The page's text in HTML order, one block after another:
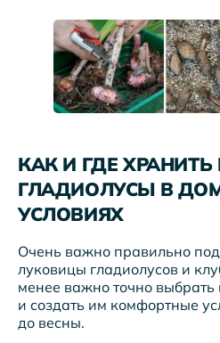
КАК И ГДЕ
ГЛАДИОЛУСЫ В
УСЛОВИЯХ
Очень важно правильно
луковицы гладиолусов и
менее важно точно выбрать
и создать им комфортные
до весны.